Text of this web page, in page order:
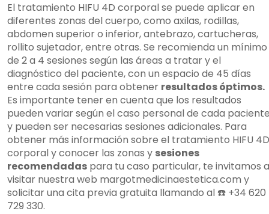
El tratamiento HIFU 4D corporal se puede aplicar en
diferentes zonas del cuerpo, como axilas, rodillas,
abdomen superior o inferior, antebrazo, cartucheras,
rollito sujetador, entre otras. Se recomienda un mínimo
de 2 a 4 sesiones según las áreas a tratar y el
diagnóstico del paciente, con un espacio de 45 días
entre cada sesión para obtener resultados óptimos.
Es importante tener en cuenta que los resultados
pueden variar según el caso personal de cada
y pueden ser necesarias sesiones adicionales. Para
obtener más información sobre el tratamiento HIFU 4D
corporal y conocer las zonas y sesiones
recomendadas para tu caso particular, te invitamos a
visitar nuestra web margotmedicinaestetica.com y
solicitar una cita previa gratuita llamando al ☎️ +34 620
729 330.